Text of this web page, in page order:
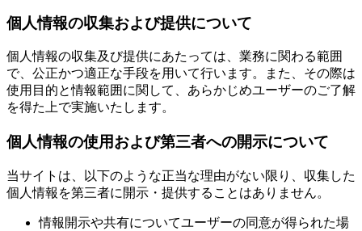
個人情報の収集および提供について
個人情報の収集及び提供にあたっては、業務に関わる範囲
で、公正かつ適正な手段を用いて行います。また、その際は
使用目的と情報範囲に関して、あらかじめユーザーのご了解
を得た上で実施いたします。
個人情報の使用および第三者への開示について
当サイトは、以下のような正当な理由がない限り、収集した
個人情報を第三者に開示・提供することはありません。
情報開示や共有についてユーザーの同意が得られた場